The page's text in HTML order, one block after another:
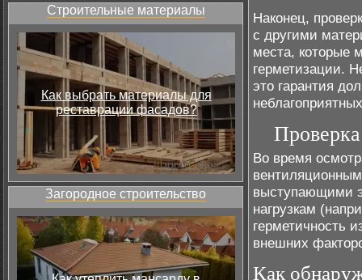
Строительные материалы
Как выбрать материалы для
реставрации фасадов?
Загородное строительство
Наконец,
с другими
места, которые
герметизации.
это гарантия
Во время
выступающими
нагрузкам
герметичность
внешних
Как